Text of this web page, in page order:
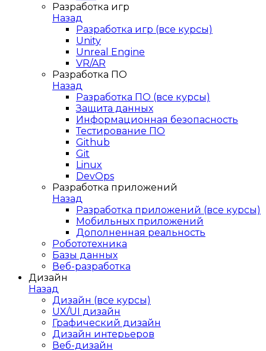
Разработка игр
Назад
Разработка игр (все курсы)
Unity
Unreal Engine
VR/AR
Разработка ПО
Назад
Разработка ПО (все курсы)
Защита данных
Информационная безопасность
Тестирование ПО
Github
Git
Linux
DevOps
Разработка приложений
Назад
Разработка приложений (все курсы)
Мобильных приложений
Дополненная реальность
Робототехника
Базы данных
Веб-разработка
Дизайн
Назад
Дизайн (все курсы)
UX/UI дизайн
Графический дизайн
Дизайн интерьеров
Веб-дизайн